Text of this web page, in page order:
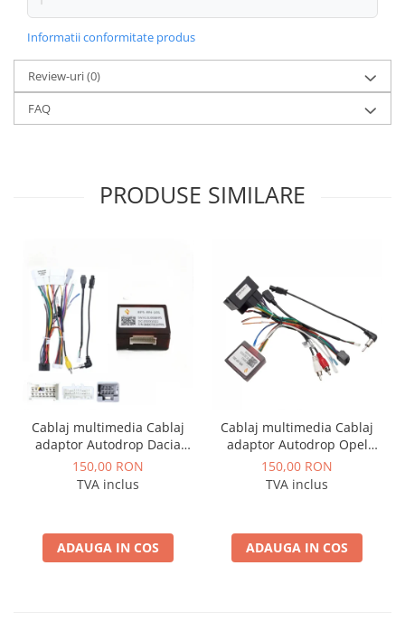
Informatii conformitate produs
Review-uri(0)
FAQ
PRODUSE SIMILARE
Cablaj multimedia Cablaj
adaptor Autodrop Dacia
Logan / Sandero pentru
Navigatii multimedia
150,00 RON
TVA inclus
ADAUGA IN COS
Cablaj multimedia Cablaj
adaptor Autodrop Opel
pentru Navigatii
multimedia Android
150,00 RON
TVA inclus
ADAUGA IN COS